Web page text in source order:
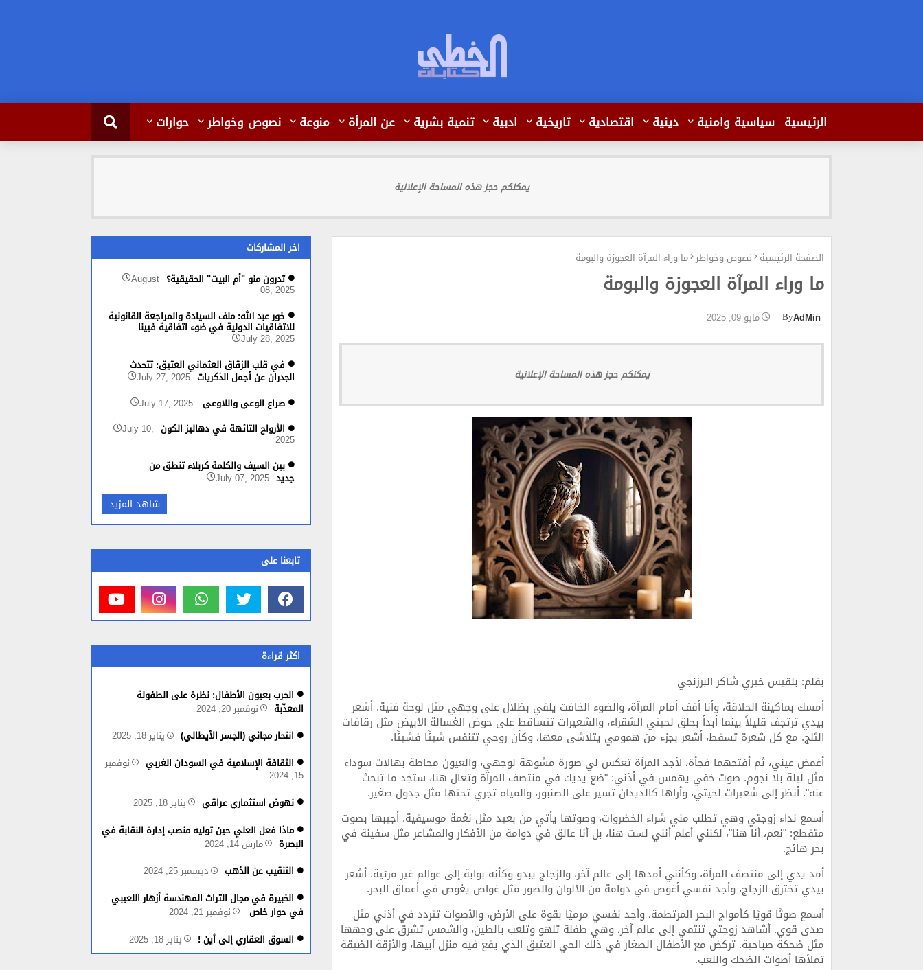
الرئيسية سياسية وامنية دينية اقتصادية تاريخية ادبية تنمية بشرية عن المرأة منوعة نصوص وخواطر حوارات
يمكنكم حجز هذه المساحة الإعلانية
الصفحة الرئيسية نصوص وخواطر ما وراء المرآة العجوزة والبومة
ما وراء المرآة العجوزة والبومة
AdMin مايو 09, 2025
يمكنكم حجز هذه المساحة الإعلانية
بقلم: بلقيس خيري شاكر البرزنجي
أمسك بماكينة الحلاقة، وأنا أقف أمام المرآة، والضوء الخافت يلقي بظلال على وجهي مثل لوحة فنية. أشعر
بيدي ترتجف قليلاً بينما أبدأ بحلق لحيتي الشقراء، والشعيرات تتساقط على حوض الغسالة الأبيض مثل رقاقات
الثلج. مع كل شعرة تسقط، أشعر بجزء من همومي يتلاشى معها، وكأن روحي تتنفس شيئًا فشيئًا.
أغمض عيني، ثم أفتحهما فجأة، لأجد المرآة تعكس لي صورة مشوهة لوجهي، والعيون محاطة بهالات سوداء
مثل ليلة بلا نجوم. صوت خفي يهمس في أذني: "ضع يديك في منتصف المرآة وتعال هنا، ستجد ما تبحث
عنه". أنظر إلى شعيرات لحيتي، وأراها كالديدان تسير على الصنبور، والمياه تجري تحتها مثل جدول صغير.
أسمع نداء زوجتي وهي تطلب مني شراء الخضروات، وصوتها يأتي من بعيد مثل نغمة موسيقية. أجيبها بصوت
متقطع: "نعم، أنا هنا"، لكنني أعلم أنني لست هنا، بل أنا عالق في دوامة من الأفكار والمشاعر مثل سفينة في
بحر هائج.
أمد يدي إلى منتصف المرآة، وكأنني أمدها إلى عالم آخر، والزجاج يبدو وكأنه بوابة إلى عوالم غير مرئية. أشعر
بيدي تخترق الزجاج، وأجد نفسي أغوص في دوامة من الألوان والصور مثل غواص يغوص في أعماق البحر.
أسمع صوتًا قويًا كأمواج البحر المرتطمة، وأجد نفسي مرميًا بقوة على الأرض، والأصوات تتردد في أذني مثل
صدى قوي. أشاهد زوجتي تنتمي إلى عالم آخر، وهي طفلة تلهو وتلعب بالطين، والشمس تشرق على وجهها
مثل ضحكة صباحية. تركض مع الأطفال الصغار في ذلك الحي العتيق الذي يقع فيه منزل أبيها، والأزقة الضيقة
تملأها أصوات الضحك واللعب.
اخر المشاركات
تدرون منو "أم البيت" الحقيقية؟ August
08, 2025
خور عبد الله: ملف السيادة والمراجعة القانونية
للاتفاقيات الدولية في ضوء اتفاقية فيينا
July 28, 2025
في قلب الزقاق العثماني العتيق: تتحدث
الجدران عن أجمل الذكريات July 27, 2025
صراع الوعي واللاوعي July 17, 2025
الأرواح التائهة في دهاليز الكون July 10,
2025
بين السيف والكلمة كربلاء تنطق من
جديد July 07, 2025
شاهد المزيد
تابعنا على
اكثر قراءة
الحرب بعيون الأطفال: نظرة على الطفولة
المعذّبة
نوفمبر 20, 2024
انتحار مجاني (الجسر الأيطالي)
يناير 18, 2025
الثقافة الإسلامية في السودان الغربي
نوفمبر
15, 2024
نهوض استثماري عراقي
يناير 18, 2025
⁦⁩ماذا فعل العلي حين توليه منصب إدارة النقابة في
البصرة
مارس 14, 2024
التنقيب عن الذهب
ديسمبر 25, 2024
الخبيرة في مجال التراث المهندسة أزهار اللعيبي
في حوار خاص
نوفمبر 21, 2024
السوق العقاري إلى أين !
يناير 18, 2025